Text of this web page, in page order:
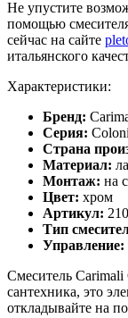
Не упустите
помощью
сейчас на сайте
итальянского
Характеристики:
Бренд:
Серия:
Страна
Материал:
Монтаж: на
Цвет: хром
Артикул:
Тип
Управление:
Смеситель
сантехника, это
откладывайте на